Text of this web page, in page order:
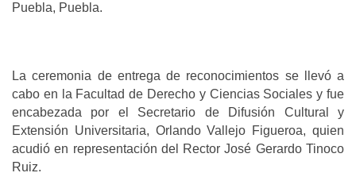
Puebla, Puebla.
La ceremonia de entrega de reconocimientos se llevó a
cabo en la Facultad de Derecho y Ciencias Sociales y fue
encabezada por el Secretario de Difusión Cultural y
Extensión Universitaria, Orlando Vallejo Figueroa, quien
acudió en representación del Rector José Gerardo Tinoco
Ruiz.